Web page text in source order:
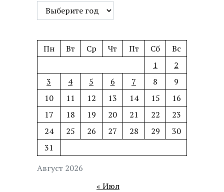
Август 2026
Пн Вт Ср Чт Пт Сб
Вс
1
2
3
4 5 6 7 8
9
10
11 12 13 14 15
16
17
18 19 20 21 22
23
24
25 26 27 28 29
30
31
« Июл